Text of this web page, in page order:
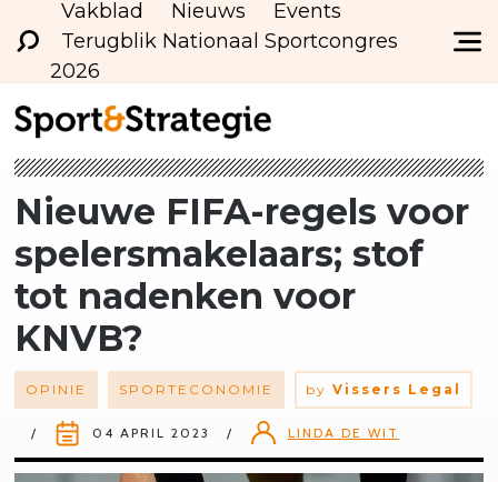
Vakblad Nieuws
Events
Terugblik Nationaal Sportcongres
2026
Nieuwe FIFA-regels voor
spelersmakelaars; stof
tot nadenken voor
KNVB?
OPINIE SPORTECONOMIE by Vissers Legal
04 APRIL 2023 LINDA DE WIT